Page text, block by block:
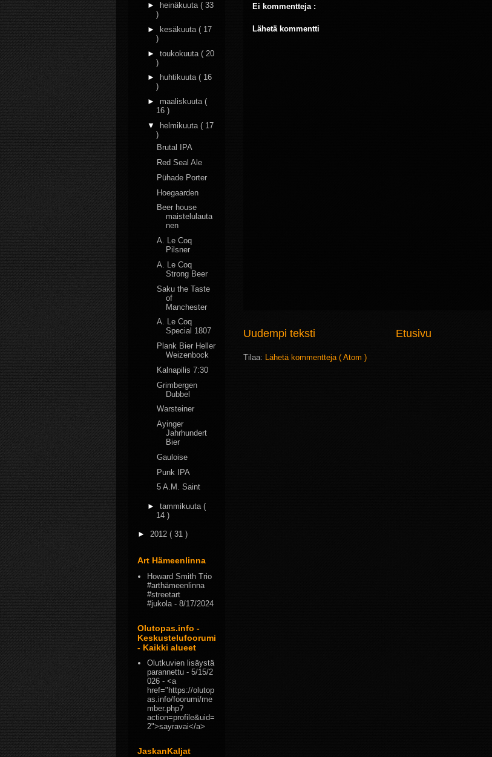
Ei kommentteja :
Lähetä kommentti
Uudempi teksti Etusivu
Tilaa: Lähetä kommentteja ( Atom )
►
heinäkuuta ( 33
)
►
kesäkuuta ( 17
)
► toukokuuta ( 20
)
►
huhtikuuta ( 16
)
► maaliskuuta (
16 )
▼
helmikuuta ( 17
)
Brutal IPA
Red Seal Ale
Pühade Porter
Hoegaarden
Beer house
maistelulauta
nen
A. Le Coq
Pilsner
A. Le Coq
Strong Beer
Saku the Taste
of
Manchester
A. Le Coq
Special 1807
Plank Bier Heller
Weizenbock
Kalnapilis 7:30
Grimbergen
Dubbel
Warsteiner
Ayinger
Jahrhundert
Bier
Gauloise
Punk IPA
5 A.M. Saint
► tammikuuta (
14 )
► 2012 ( 31 )
Art Hämeenlinna
Howard Smith Trio
#arthämeenlinna
#streetart
#jukola - 8/17/2024
Olutopas.info -
Keskustelufoorumi
- Kaikki alueet
Olutkuvien lisäystä
parannettu - 5/15/2
026 - <a
href="https://olutop
as.info/foorumi/me
mber.php?
action=profile&uid=
2">sayravai</a>
JaskanKaljat